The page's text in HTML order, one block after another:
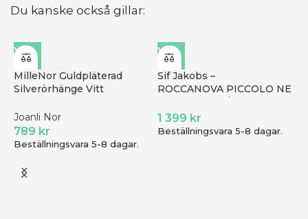
Du kanske också gillar:
MilleNor Guldpläterad
Silverörhänge Vitt
Joanli Nor
789 kr
Beställningsvara 5-8 dagar.
Sif Jakobs –
ROCCANOVA PICCOLO NE
1 399 kr
Beställningsvara 5-8 dagar.